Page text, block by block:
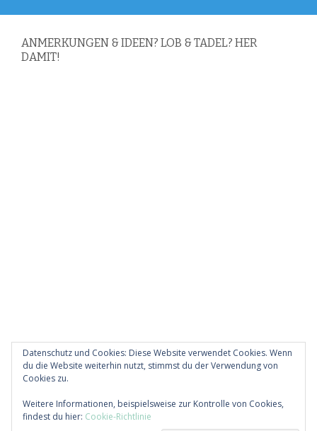
ANMERKUNGEN & IDEEN? LOB & TADEL? HER
DAMIT!
Diese Website verwendet Akismet, um Spam zu
reduzieren. Erfahre, wie deine Kommentardaten
Datenschutz und Cookies: Diese Website verwendet Cookies. Wenn
du die Website weiterhin nutzt, stimmst du der Verwendung von
Cookies zu.
Weitere Informationen, beispielsweise zur Kontrolle von Cookies,
findest du hier: Cookie-Richtlinie